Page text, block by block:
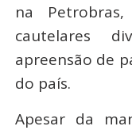
na
cautelares
apreensão de
do país.
Apesar da